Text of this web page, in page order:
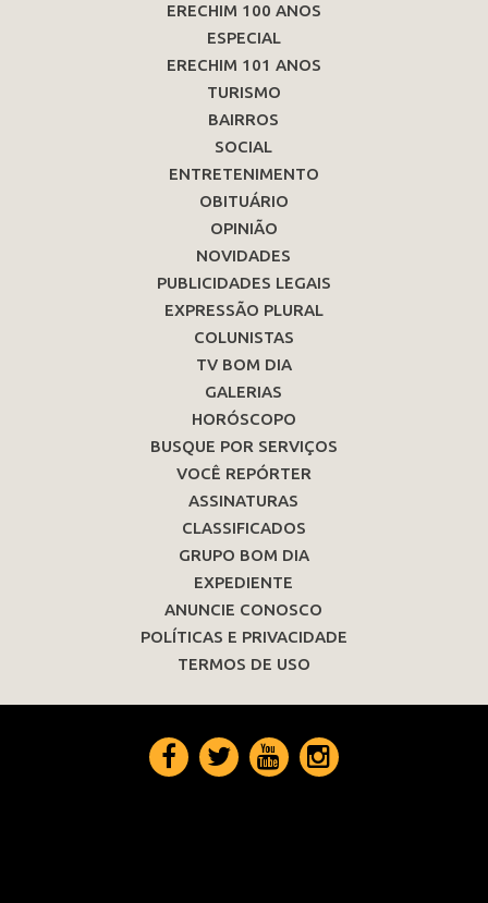
ERECHIM 100 ANOS
ESPECIAL
ERECHIM 101 ANOS
TURISMO
BAIRROS
SOCIAL
ENTRETENIMENTO
OBITUÁRIO
OPINIÃO
NOVIDADES
PUBLICIDADES LEGAIS
EXPRESSÃO PLURAL
COLUNISTAS
TV BOM DIA
GALERIAS
HORÓSCOPO
BUSQUE POR SERVIÇOS
VOCÊ REPÓRTER
ASSINATURAS
CLASSIFICADOS
GRUPO BOM DIA
EXPEDIENTE
ANUNCIE CONOSCO
POLÍTICAS E PRIVACIDADE
TERMOS DE USO